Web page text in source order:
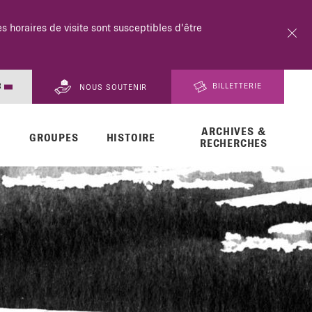
NOUS SOUTENIR BILLETTERIE
GROUPES HISTOIRE
ARCHIVES &
RECHERCHES